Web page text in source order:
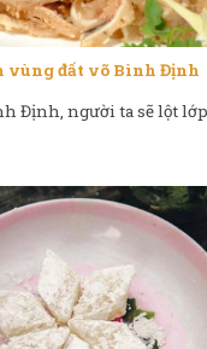
vùng đất võ Bình Định
Định, người ta sẽ lột